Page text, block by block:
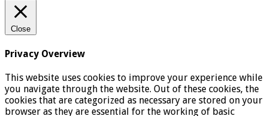
Close
Privacy Overview
This website uses cookies to improve your experience while
you navigate through the website. Out of these cookies, the
cookies that are categorized as necessary are stored on your
browser as they are essential for the working of basic